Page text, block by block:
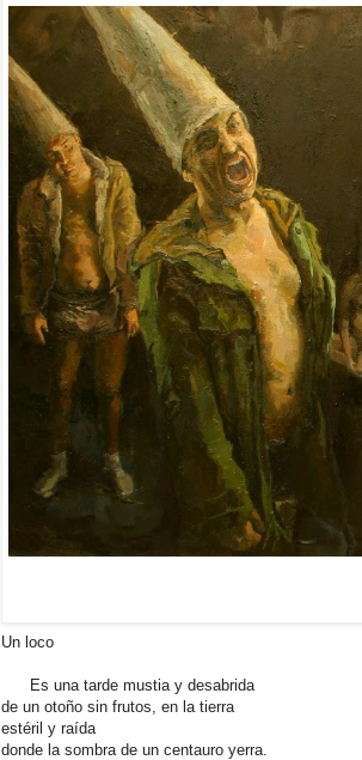
Un loco
Es una tarde mustia y desabrida
de un otoño sin frutos, en la tierra
estéril y raída
donde la sombra de un centauro yerra.